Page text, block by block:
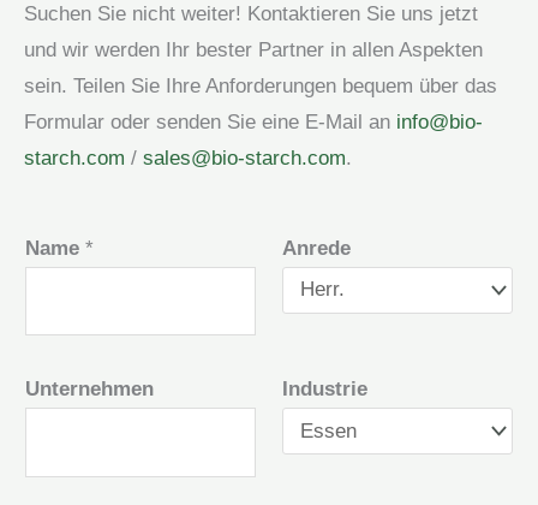
Suchen Sie nicht weiter! Kontaktieren Sie uns jetzt
und wir werden Ihr bester Partner in allen Aspekten
sein. Teilen Sie Ihre Anforderungen bequem über das
Formular oder senden Sie eine E-Mail an info@bio-
starch.com / sales@bio-starch.com.
Name * Anrede
Unternehmen Industrie